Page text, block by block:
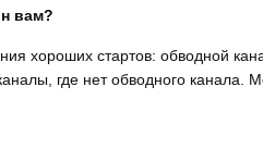
вам?
хороших стартов: обводной
где нет обводного канала.